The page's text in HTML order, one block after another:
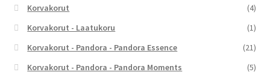
Korvakorut
(4)
Korvakorut - Laatukoru
(1)
Korvakorut - Pandora - Pandora Essence
(21)
Korvakorut - Pandora - Pandora Moments
(5)